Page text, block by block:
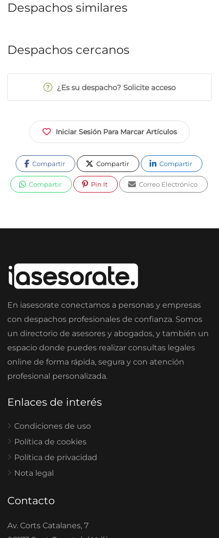
Despachos similares
Despachos cercanos
¿Es su despacho? Solicite acceso
Iniciar Sesión Para Marcar Artículos
Compartir Compartir Compartir
Compartir Pin It Correo Electrónico
En iasesorate conectamos a personas y empresas
con despachos profesionales de confianza. Somos
un directorio de asesores y abogados, y también un
espacio donde puedes realizar consultas legales
online de forma rápida, segura y con atención
profesional personalizada.
Enlaces de interés
Condiciones de uso
Política de cookies
Política de privacidad
Nota legal
Contacto
Av. Corts Catalanes, 7